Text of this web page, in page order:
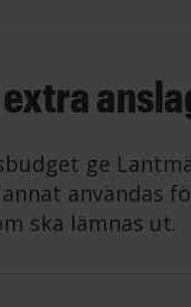
ge
användas
ska lämnas ut.